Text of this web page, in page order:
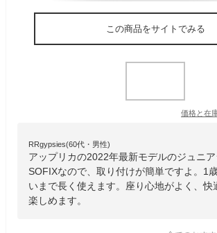
この商品をサイトでみる
価格と在
RRgypsies(60代・男性)
アップリカの2022年最新モデルのジュニ
SOFIXなので、取り付けが簡単ですよ。1
いまで長く使えます。座り心地がよく、快
楽しめます。